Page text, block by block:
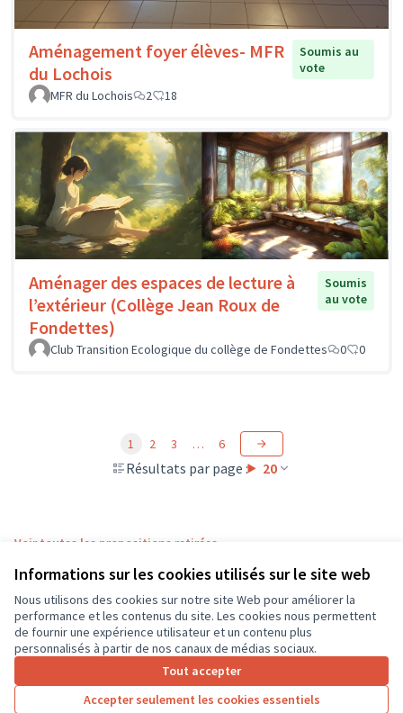
Informations sur les cookies utilisés sur le site web
Nous utilisons des cookies sur notre site Web pour améliorer la
performance et les contenus du site. Les cookies nous permettent
de fournir une expérience utilisateur et un contenu plus
personnalisés à partir de nos canaux de médias sociaux.
Tout accepter
Accepter seulement les cookies essentiels
Aménagement foyer élèves- MFR
du Lochois
Soumis au
vote
MFR du Lochois
2 18
Aménager des espaces de lecture à
l’extérieur (Collège Jean Roux de
Fondettes)
Soumis
au vote
Club Transition Ecologique du collège de Fondettes 0 0
Résultats par page : 20
1 2 3 … 6
Voir toutes les propositions retirées
Conditions d'utilisation
Paramètres des cookies
CD37 sur X
(Lien externe)
CD37 sur Facebook
CD37 sur Instagram
CD37 sur YouTube
(Lien externe)